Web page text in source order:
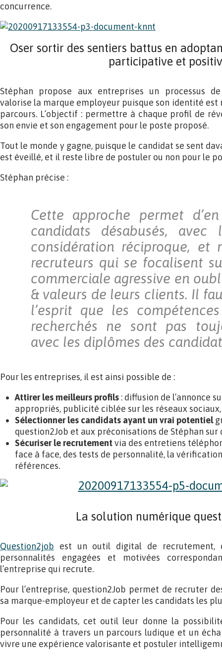
concurrence.
Oser sortir des sentiers battus en
participative et
Stéphan propose aux entreprises un processus
valorise la marque employeur puisque son identité est
parcours. L’objectif : permettre à chaque profil de
son envie et son engagement pour le poste proposé.
Tout le monde y gagne, puisque le candidat se sent
est éveillé, et il reste libre de postuler ou non pour le
Stéphan précise :
Cette approche permet
candidats désabusés,
considération réciproque, et
recruteurs qui se focalisent
commerciale agressive en
& valeurs de leurs clients. Il
l’esprit que les
recherchés ne sont pas
avec les diplômes des
Pour les entreprises, il est ainsi possible de :
Attirer les meilleurs profils : diffusion de l’annonce
appropriés, publicité ciblée sur les réseaux
Sélectionner les candidats ayant un vrai potentiel
question2Job et aux préconisations de Stéphan sur
Sécuriser le recrutementvia des entretiens
face à face, des tests de personnalité, la
références.
La solution numérique
Question2job est un outil digital de recrutement,
personnalités engagées et motivées
l’entreprise qui recrute.
Pour l’entreprise, question2Job permet de recruter
sa marque-employeur et de capter les candidats les
Pour les candidats, cet outil leur donne la
personnalité à travers un parcours ludique et un
vivre une expérience valorisante et postuler